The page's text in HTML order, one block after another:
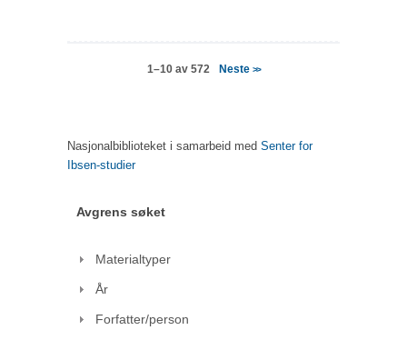
1–10 av 572 Neste >>
Nasjonalbiblioteket i samarbeid med Senter for
Ibsen-studier
Avgrens søket
Materialtyper
År
Forfatter/person